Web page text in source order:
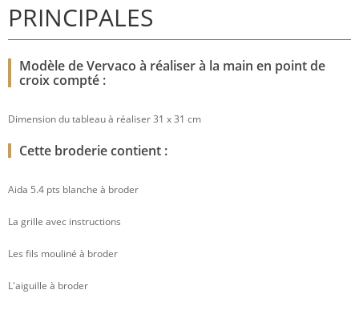
PRINCIPALES
Modèle de Vervaco à réaliser à la main en point de
croix compté :
Dimension du tableau à réaliser 31 x 31 cm
Cette broderie contient :
Aida 5.4 pts blanche à broder
La grille avec instructions
Les fils mouliné à broder
L'aiguille à broder